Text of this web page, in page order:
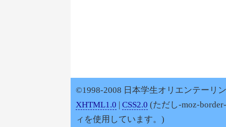
©1998-2008 日本学生オリエンテーリ
XHTML1.0 | CSS2.0 (ただし-moz-
ィを使用しています。)